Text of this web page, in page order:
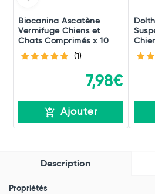
Biocanina Ascatène
Vermifuge Chiens et
Chats Comprimés x 10
(1)
7,98€
Ajouter
Description
Propriétés